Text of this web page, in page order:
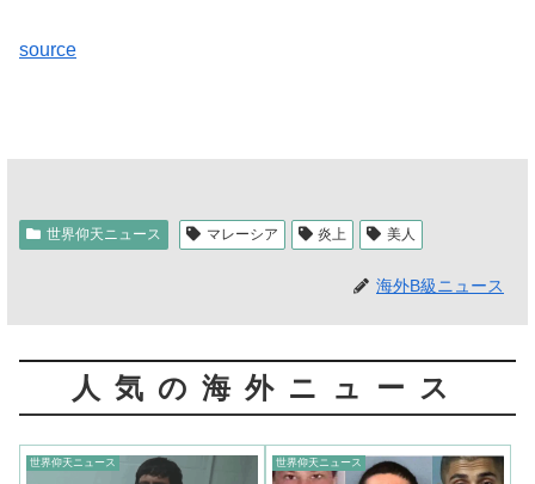
source
世界仰天ニュース マレーシア 炎上 美人
海外B級ニュース
人気の海外ニュース
世界仰天ニュース 世界仰天ニュース